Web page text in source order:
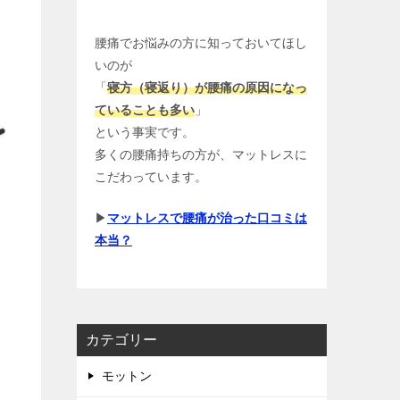
腰痛でお悩みの方に知っておいてほし
いのが
「寝方（寝返り）が腰痛の原因になっ
ていることも多い 」
という事実です。
多くの腰痛持ちの方が、マットレスに
こだわっています。
▶ マットレスで腰痛が治った口コミは
本当？
カテゴリー
モットン